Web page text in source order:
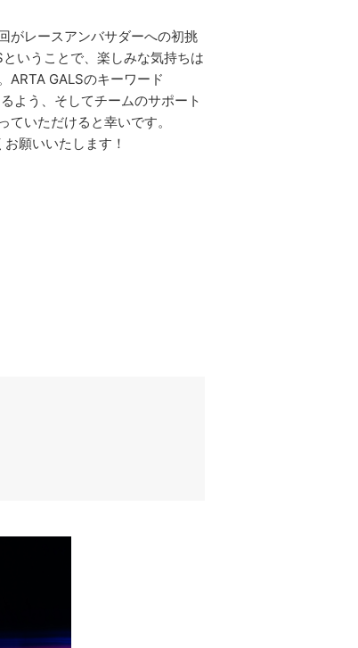
がレースアンバサダーへの初挑
いうことで、楽しみな気持ちは
ARTA GALSのキーワード
よう、そしてチームのサポート
ていただけると幸いです。
願いいたします！